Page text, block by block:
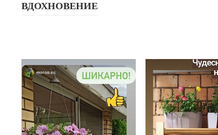
ВДОХНОВЕНИЕ